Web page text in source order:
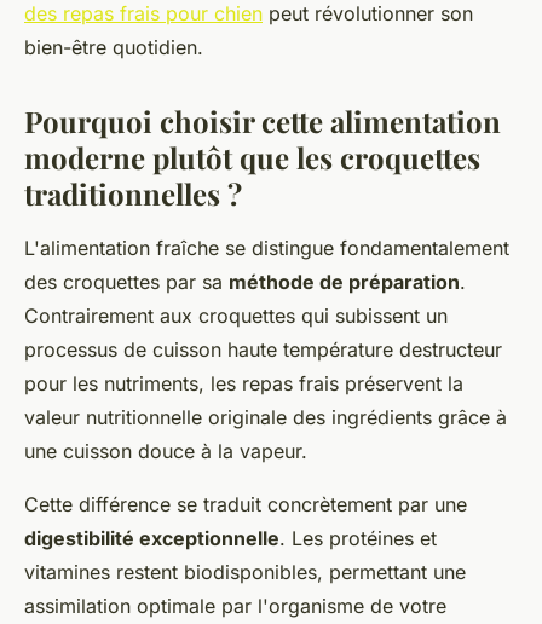
des repas frais pour chien peut révolutionner son
bien-être quotidien.
Pourquoi choisir cette alimentation
moderne plutôt que les croquettes
traditionnelles ?
L'alimentation fraîche se distingue fondamentalement
des croquettes par sa méthode de préparation.
Contrairement aux croquettes qui subissent un
processus de cuisson haute température destructeur
pour les nutriments, les repas frais préservent la
valeur nutritionnelle originale des ingrédients grâce à
une cuisson douce à la vapeur.
Cette différence se traduit concrètement par une
digestibilité exceptionnelle. Les protéines et
vitamines restent biodisponibles, permettant une
assimilation optimale par l'organisme de votre